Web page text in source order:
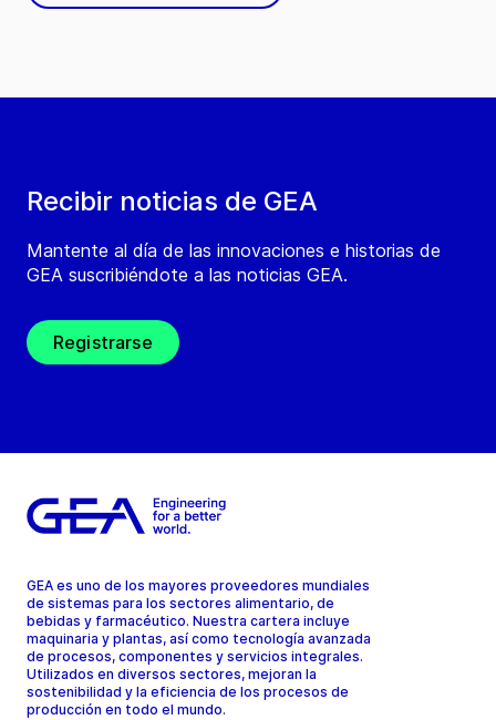
Recibir noticias de GEA
Mantente al día de las innovaciones e historias de
GEA suscribiéndote a las noticias GEA.
Registrarse
GEA es uno de los mayores proveedores mundiales
de sistemas para los sectores alimentario, de
bebidas y farmacéutico. Nuestra cartera incluye
maquinaria y plantas, así como tecnología avanzada
de procesos, componentes y servicios integrales.
Utilizados en diversos sectores, mejoran la
sostenibilidad y la eficiencia de los procesos de
producción en todo el mundo.